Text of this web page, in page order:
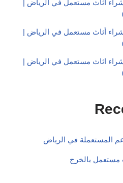
أثاث مستعمل في الرياض |
أثاث مستعمل في الرياض |
اثاث مستعمل في الرياض |
المستعملة في الرياض
مستعمل بالخرج